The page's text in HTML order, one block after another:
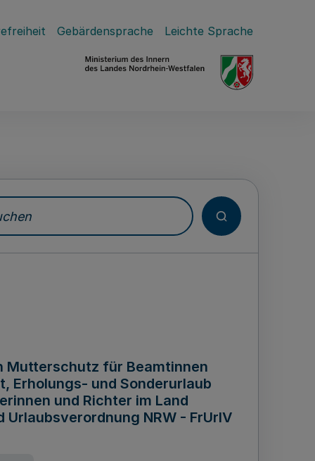
Gebärdensprache Leichte Sprache
Mutterschutz für Beamtinnen
Erholungs- und Sonderurlaub
und Richter im Land
NRW - FrUrlV